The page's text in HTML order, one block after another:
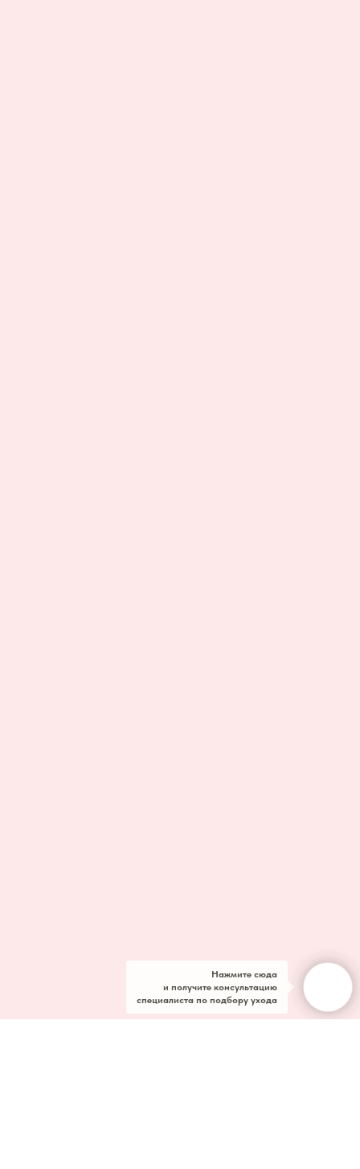
Нажмите сюда
и получите консультацию
специалиста по подбору ухода